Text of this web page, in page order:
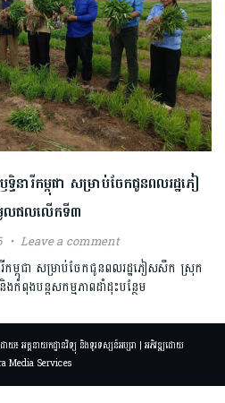
នារីកម្ពុជា សម្រាប់​ចែកជូនពលរដ្ឋភៀ
លផលលើកទី៣
Leave a comment
កម្ពុជា សម្រាប់​ចែកជូនពលរដ្ឋភៀសសឹក ស្រុក
ងបន្តសកម្មភាពដាំដុះបន្ថែម
៖ អគ្គនាយកដ្ឋានវិទ្យុ និងទូរទស្សន៍អប្សរា | អភិវឌ្ឍដោយ
Media Services